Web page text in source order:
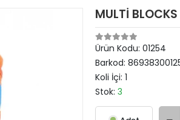
MULTİ
Ürün Kodu: 01254
Barkod:
Koli İçi: 1
Stok: 3